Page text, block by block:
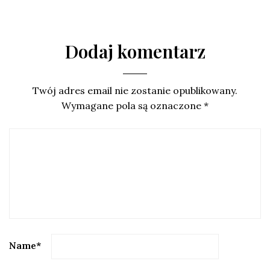
Dodaj komentarz
Twój adres email nie zostanie opublikowany.
Wymagane pola są oznaczone *
Name*